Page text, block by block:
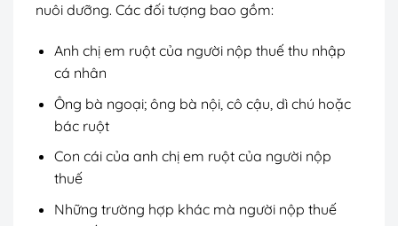
nuôi dưỡng. Các đối tượng bao gồm:
Anh chị em ruột của người nộp thuế thu nhập
cá nhân
Ông bà ngoại; ông bà nội, cô cậu, dì chú hoặc
bác ruột
Con cái của anh chị em ruột của người nộp
thuế
Những trường hợp khác mà người nộp thuế